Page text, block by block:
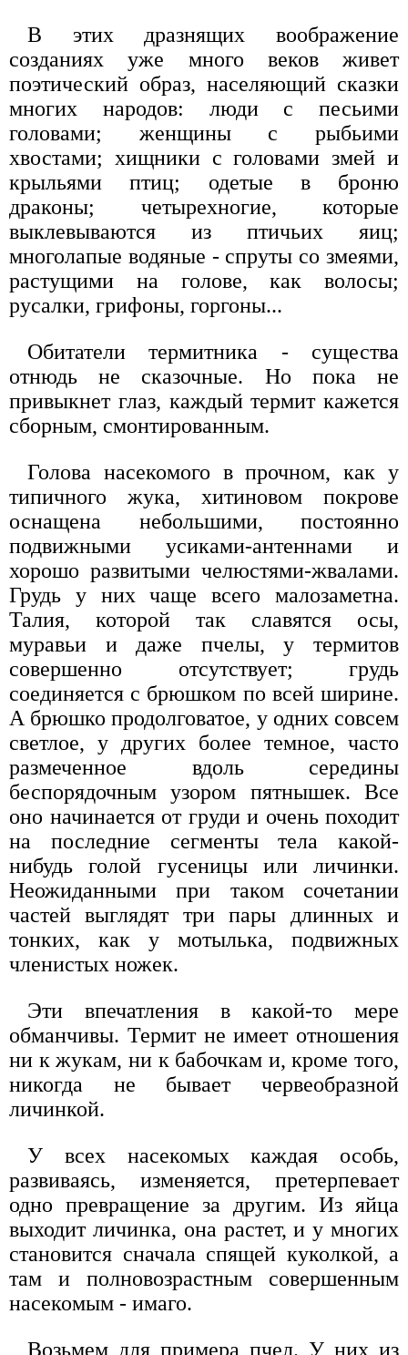
В этих дразнящих воображение
созданиях уже много веков живет
поэтический образ, населяющий сказки
многих народов: люди с песьими
головами; женщины с рыбьими
хвостами; хищники с головами змей и
крыльями птиц; одетые в броню
драконы; четырехногие, которые
выклевываются из птичьих яиц;
многолапые водяные - спруты со змеями,
растущими на голове, как волосы;
русалки, грифоны, горгоны...
Обитатели термитника - существа
отнюдь не сказочные. Но пока не
привыкнет глаз, каждый термит кажется
сборным, смонтированным.
Голова насекомого в прочном, как у
типичного жука, хитиновом покрове
оснащена небольшими, постоянно
подвижными усиками-антеннами и
хорошо развитыми челюстями-жвалами.
Грудь у них чаще всего малозаметна.
Талия, которой так славятся осы,
муравьи и даже пчелы, у термитов
совершенно отсутствует; грудь
соединяется с брюшком по всей ширине.
А брюшко продолговатое, у одних совсем
светлое, у других более темное, часто
размеченное вдоль середины
беспорядочным узором пятнышек. Все
оно начинается от груди и очень походит
на последние сегменты тела какой-
нибудь голой гусеницы или личинки.
Неожиданными при таком сочетании
частей выглядят три пары длинных и
тонких, как у мотылька, подвижных
членистых ножек.
Эти впечатления в какой-то мере
обманчивы. Термит не имеет отношения
ни к жукам, ни к бабочкам и, кроме того,
никогда не бывает червеобразной
личинкой.
У всех насекомых каждая особь,
развиваясь, изменяется, претерпевает
одно превращение за другим. Из яйца
выходит личинка, она растет, и у многих
становится сначала спящей куколкой, а
там и полновозрастным совершенным
насекомым - имаго.
Возьмем для примера пчел. У них из